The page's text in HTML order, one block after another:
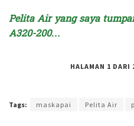
Pelita Air yang saya
A320-200…
HALAMAN 1 DARI
Tags: maskapai Pelita Air